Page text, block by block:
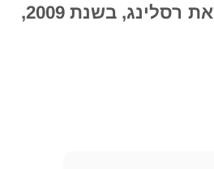
יצא לאור ע"י הוצאת רסלינג, בשנת 2009,